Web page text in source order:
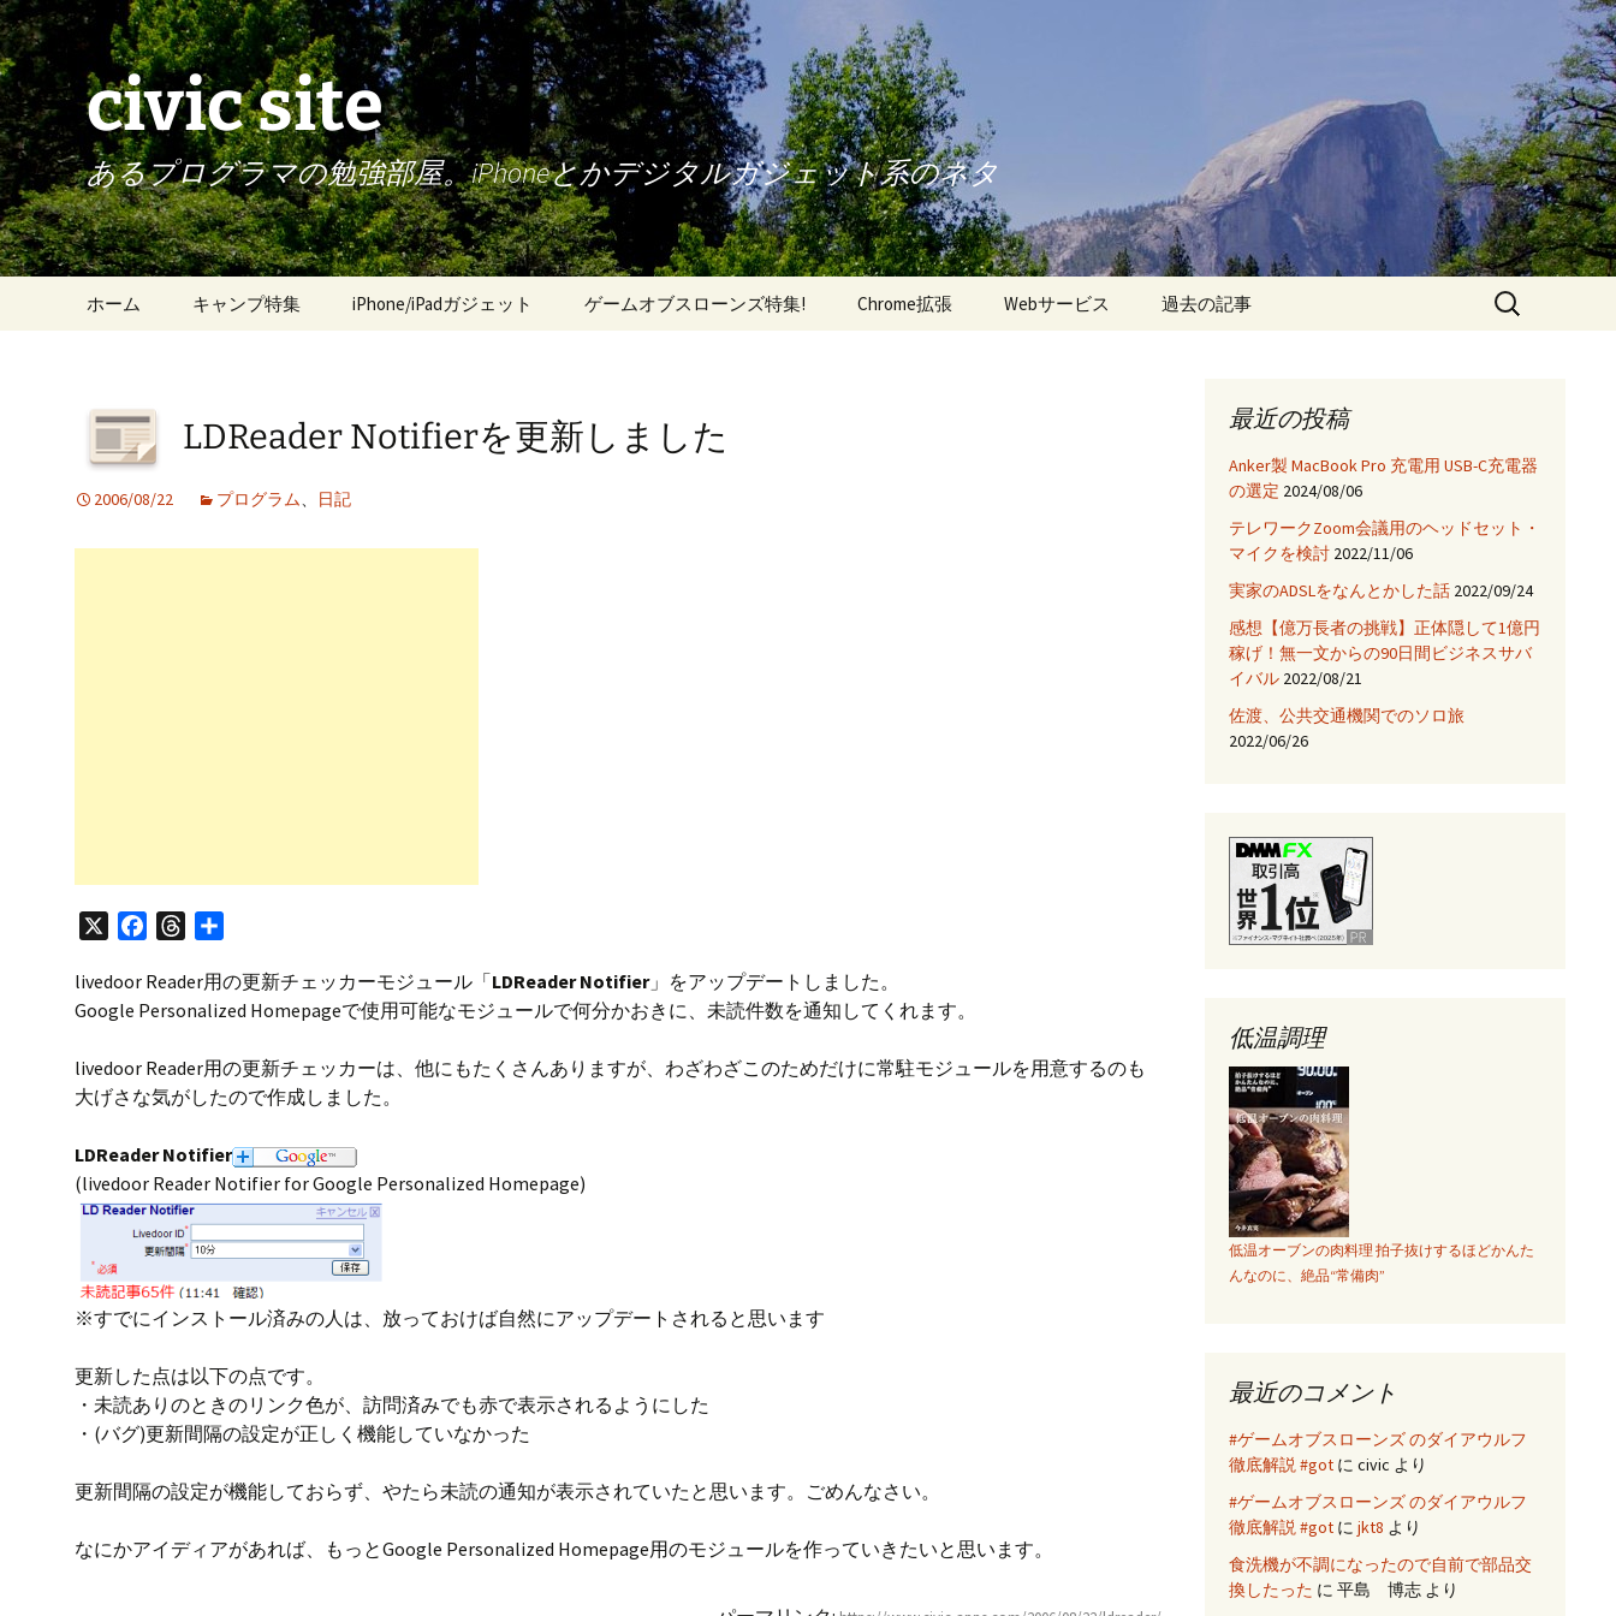
civic site
あるプログラマの勉強部屋。iPhoneとかデジタルガジェット系のネタ
キ
プ
ホーム キャンプ特集 iPhone/iPadガジェット ゲームオブスローンズ特集! Chrome拡張 Webサービス 過去の記事
iPhone7 フィルム・ケー
JNIを使ってみる
AjaxTagsを使ってみる
eclipse -乗り換え→
NetBeans
検
索:
LDReader Notifierを更新しました
2006/08/22 プログラム、 日記
c
e
o
o
r
e
d
s
livedoor Reader用の更新チェッカーモジュール「LDReader Notifier」をアップデートしました。
Google Personalized Homepageで使用可能なモジュールで何分かおきに、未読件数を通知してくれます。
livedoor Reader用の更新チェッカーは、他にもたくさんありますが、わざわざこのためだけに常駐モジュールを用意するのも
大げさな気がしたので作成しました。
LDReader Notifier
(livedoor Reader Notifier for Google Personalized Homepage)
※すでにインストール済みの人は、放っておけば自然にアップデートされると思います
更新した点は以下の点です。
・未読ありのときのリンク色が、訪問済みでも赤で表示されるようにした
・(バグ)更新間隔の設定が正しく機能していなかった
更新間隔の設定が機能しておらず、やたら未読の通知が表示されていたと思います。ごめんなさい。
なにかアイディアがあれば、もっとGoogle Personalized Homepage用のモジュールを作っていきたいと思います。
最近の投稿
Anker製 MacBook Pro 充電用 USB-C充電器
の選定 2024/08/06
テレワークZoom会議用のヘッドセット・
マイクを検討 2022/11/06
実家のADSLをなんとかした話 2022/09/24
感想【億万長者の挑戦】正体隠して1億円
稼げ！無一文からの90日間ビジネスサバ
イバル 2022/08/21
佐渡、公共交通機関でのソロ旅
2022/06/26
低温調理
低温オーブンの肉料理 拍子抜けするほどかんた
んなのに、絶品“常備肉”
最近のコメント
#ゲームオブスローンズ のダイアウルフ
徹底解説 #got に civic より
#ゲームオブスローンズ のダイアウルフ
徹底解説 #got に jkt8 より
食洗機が不調になったので自前で部品交
換したった に 平島 博志 より